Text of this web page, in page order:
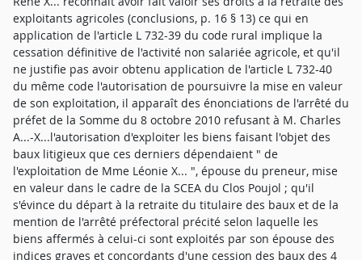
exploitants agricoles (conclusions, p. 16 § 13) ce qui en
application de l'article L 732-39 du code rural implique la
cessation définitive de l'activité non salariée agricole, et qu'il
ne justifie pas avoir obtenu application de l'article L 732-40
du même code l'autorisation de poursuivre la mise en valeur
de son exploitation, il apparaît des énonciations de l'arrêté du
préfet de la Somme du 8 octobre 2010 refusant à M. Charles
A...-X...l'autorisation d'exploiter les biens faisant l'objet des
baux litigieux que ces derniers dépendaient " de
l'exploitation de Mme Léonie X... ", épouse du preneur, mise
en valeur dans le cadre de la SCEA du Clos Poujol ; qu'il
s'évince du départ à la retraite du titulaire des baux et de la
mention de l'arrêté préfectoral précité selon laquelle les
biens affermés à celui-ci sont exploités par son épouse des
indices graves et concordants d'une cession des baux des 4